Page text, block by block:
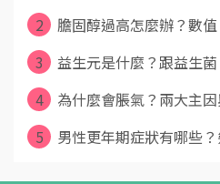
2
膽固醇過高怎麼辦？數
3
益生元是什麼？跟益生
4
為什麼會脹氣？兩大主
5
男性更年期症狀有哪些